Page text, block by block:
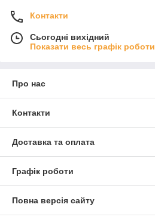
Контакти
Сьогодні вихідний
Показати весь графік роботи
Про нас
Контакти
Доставка та оплата
Графік роботи
Повна версія сайту